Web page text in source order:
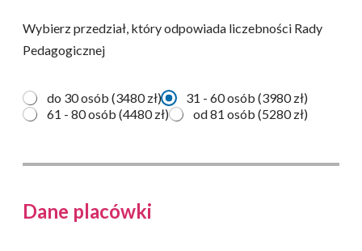
Wybierz przedział, który odpowiada liczebności Rady
Pedagogicznej
L
i
c
c
z
do 30 osób (3480 zł)
31 - 60 osób (3980 zł)
61 - 80 osób (4480 zł)
od 81 osób (5280 zł)
Dane placówki